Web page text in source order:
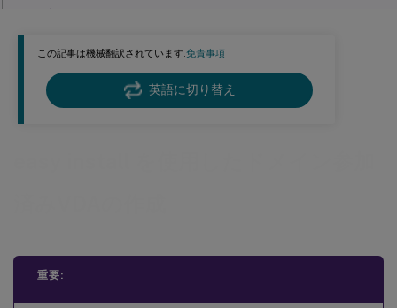
この記事は機械翻訳されています.免責事項
英語に切り替え
重要:
ステップ 5: Linux VDAパッケージのインストール
ステップ 6: NVIDIA GRIDドライバーのインストール
ステップ 8: 簡易インストールを実行して環境と VDA を構成し、インストールを完了する
ステップ 12：デリバリーグループの作成